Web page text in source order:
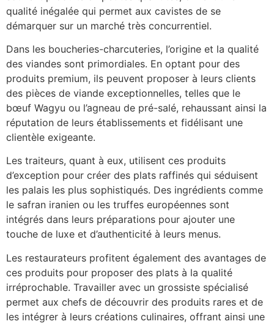
qualité inégalée qui permet aux cavistes de se
démarquer sur un marché très concurrentiel.
Dans les boucheries-charcuteries, l’origine et la qualité
des viandes sont primordiales. En optant pour des
produits premium, ils peuvent proposer à leurs clients
des pièces de viande exceptionnelles, telles que le
bœuf Wagyu ou l’agneau de pré-salé, rehaussant ainsi la
réputation de leurs établissements et fidélisant une
clientèle exigeante.
Les traiteurs, quant à eux, utilisent ces produits
d’exception pour créer des plats raffinés qui séduisent
les palais les plus sophistiqués. Des ingrédients comme
le safran iranien ou les truffes européennes sont
intégrés dans leurs préparations pour ajouter une
touche de luxe et d’authenticité à leurs menus.
Les restaurateurs profitent également des avantages de
ces produits pour proposer des plats à la qualité
irréprochable. Travailler avec un grossiste spécialisé
permet aux chefs de découvrir des produits rares et de
les intégrer à leurs créations culinaires, offrant ainsi une